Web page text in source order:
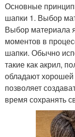
Основные
шапки 1. Выбор
Выбор материала
моментов в
шапки. Обычно
такие как акрил,
обладают хорошей
позволяет
время сохранять